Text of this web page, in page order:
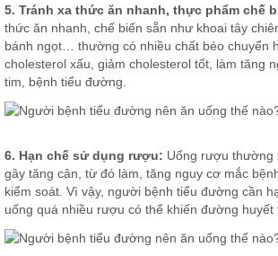
5. Tránh xa thức ăn nhanh, thực phẩm chế
thức ăn nhanh, chế biến sẵn như khoai tây
bánh ngọt… thường có nhiều chất béo chuyển
cholesterol xấu, giảm cholesterol tốt, làm tăng
tim, bệnh tiểu đường.
6. Hạn chế sử dụng rượu: Uống rượu thường
gây tăng cân, từ đó làm, tăng nguy cơ mắc
kiểm soát. Vì vậy, người bệnh tiểu đường cần
uống quá nhiều rượu có thể khiến đường huyết